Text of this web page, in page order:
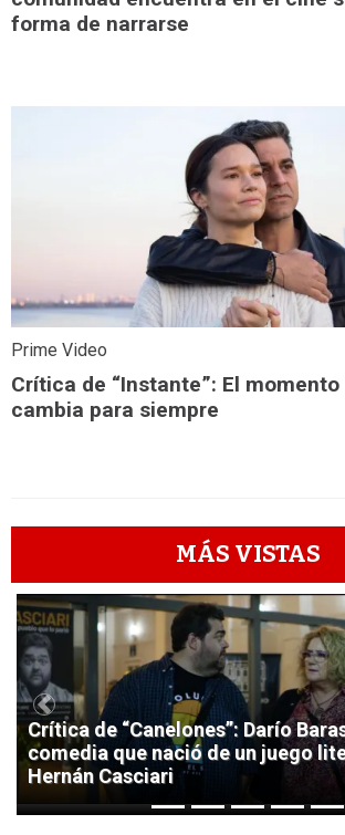
forma de narrarse
Prime Video
Crítica de “Instante”: El
cambia para siempre
MÁS VISTAS
1
Crítica de “Canelones”: Darío
comedia que nació de un juego
Hernán Casciari
Previous